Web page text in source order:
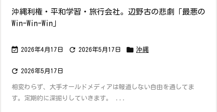
沖縄利権・平和学習・旅行会社。辺野古の悲劇「最悪の
Win-Win-Win」
 2026年4月17日  2026年5月17日  沖縄
 2026年5月17日
相変わらず、大手オールドメディアは報道しない自由を通してま
す。定期的に深掘りしていきます。 ...